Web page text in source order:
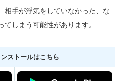
相手が浮気をしていなかった、な
しまう可能性があります。
ストールはこちら